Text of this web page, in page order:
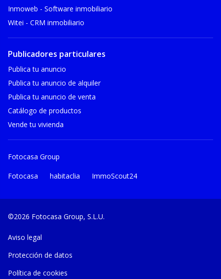
Inmoweb - Software inmobiliario
Witei - CRM inmobiliario
Publicadores particulares
Publica tu anuncio
Publica tu anuncio de alquiler
Publica tu anuncio de venta
Catálogo de productos
Vende tu vivienda
Fotocasa Group
Fotocasa habitaclia ImmoScout24
©2026 Fotocasa Group, S.L.U.
Aviso legal
Protección de datos
Política de cookies